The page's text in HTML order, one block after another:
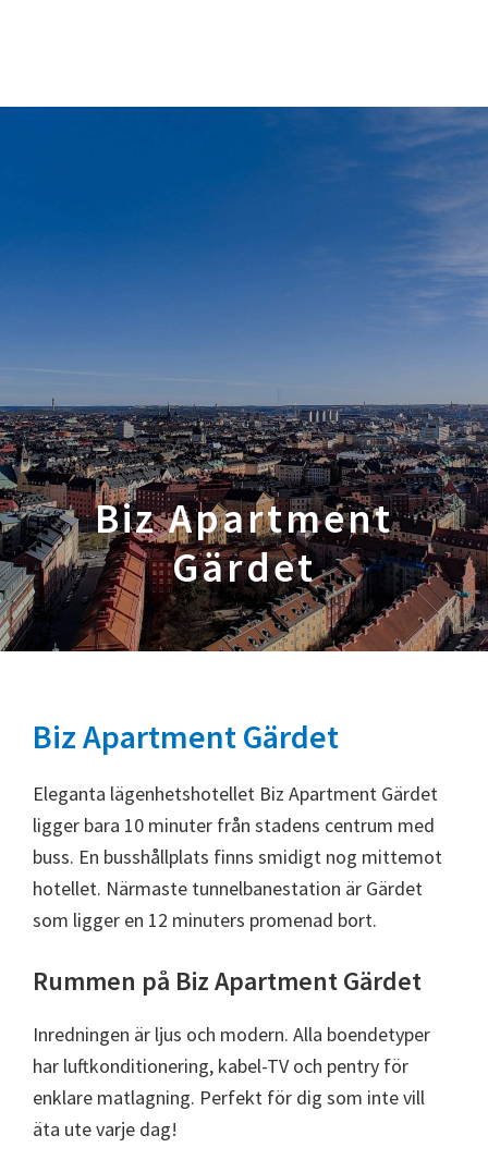
Biz Apartment
Gärdet
Biz Apartment Gärdet
Eleganta lägenhetshotellet Biz Apartment Gärdet
ligger bara 10 minuter från stadens centrum med
buss. En busshållplats finns smidigt nog mittemot
hotellet. Närmaste tunnelbanestation är Gärdet
som ligger en 12 minuters promenad bort.
Rummen på Biz Apartment Gärdet
Inredningen är ljus och modern. Alla boendetyper
har luftkonditionering, kabel-TV och pentry för
enklare matlagning. Perfekt för dig som inte vill
äta ute varje dag!